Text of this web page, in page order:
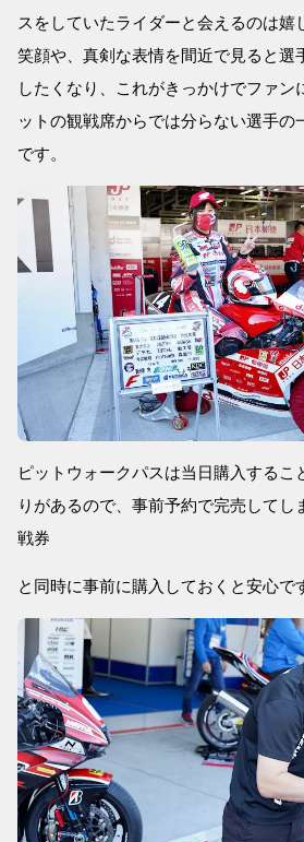
スをしていたライダーと会えるのは嬉
笑顔や、真剣な表情を間近で見ると選
したくなり、これがきっかけでファン
ットの観戦席からでは分らない選手の
です。
ピットウォークパスは当日購入するこ
りがあるので、事前予約で完売してし
戦券
と同時に事前に購入しておくと安心で